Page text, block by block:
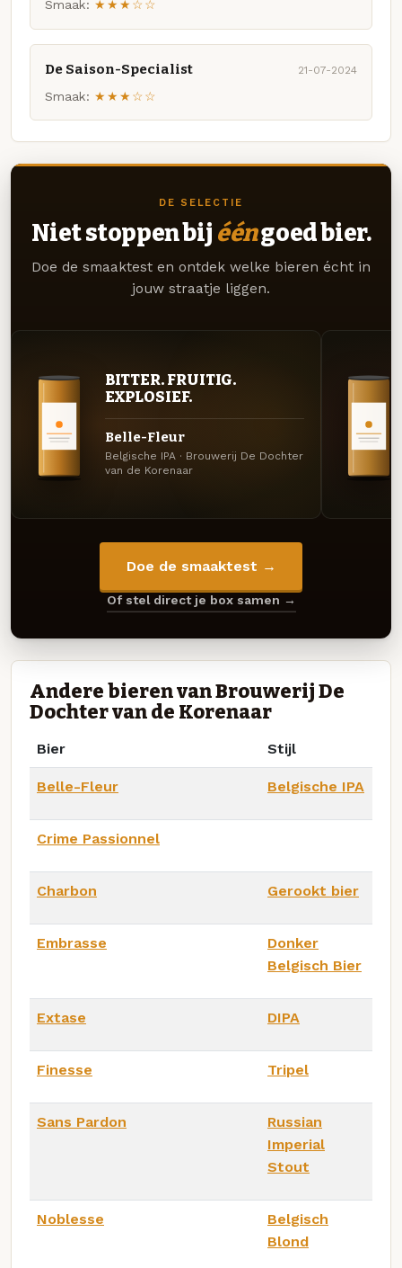
Smaak: ★★★☆☆
De Saison-Specialist 21-07-2024
Smaak: ★★★☆☆
DE SELECTIE
Niet stoppen bij ééngoed bier.
Doe de smaaktest en ontdek welke bieren écht in
jouw straatje liggen.
BITTER. FRUITIG.
EXPLOSIEF.
Belle-Fleur
Belgische IPA · Brouwerij De Dochter
van de Korenaar
Doe de smaaktest →
Of stel direct je box samen →
Andere bieren van Brouwerij De
Dochter van de Korenaar
Bier Stijl
Belle-Fleur Belgische IPA
Crime Passionnel
Charbon Gerookt bier
Embrasse
Donker
Belgisch Bier
Extase DIPA
Finesse Tripel
Sans Pardon
Russian
Imperial
Stout
Noblesse
Belgisch
Blond